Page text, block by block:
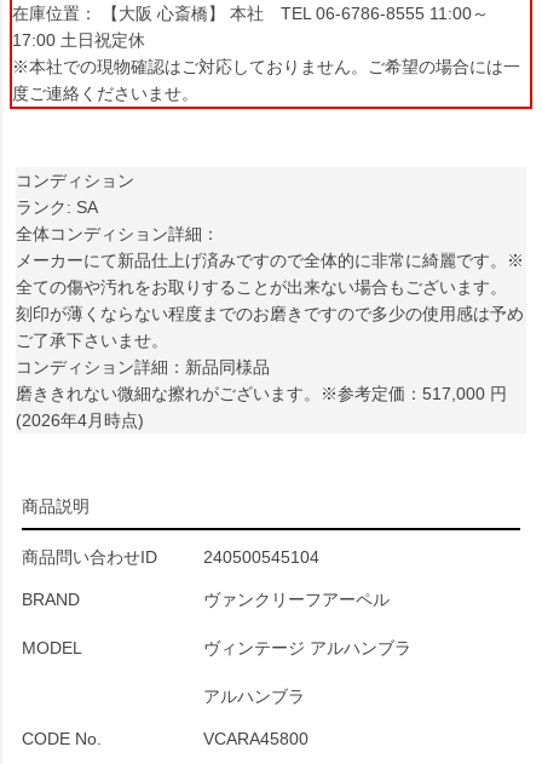
在庫位置： 【大阪 心斎橋】 本社 TEL 06-6786-8555 11:00～
17:00 土日祝定休
※本社での現物確認はご対応しておりません。ご希望の場合には一
度ご連絡くださいませ。
コンディション
ランク: SA
全体コンディション詳細：
メーカーにて新品仕上げ済みですので全体的に非常に綺麗です。※
全ての傷や汚れをお取りすることが出来ない場合もございます。
刻印が薄くならない程度までのお磨きですので多少の使用感は予め
ご了承下さいませ。
コンディション詳細：新品同様品
磨ききれない微細な擦れがございます。※参考定価：517,000 円
(2026年4月時点)
商品説明
商品問い合わせID 240500545104
BRAND ヴァンクリーフアーペル
MODEL ヴィンテージ アルハンブラ
アルハンブラ
CODE No. VCARA45800